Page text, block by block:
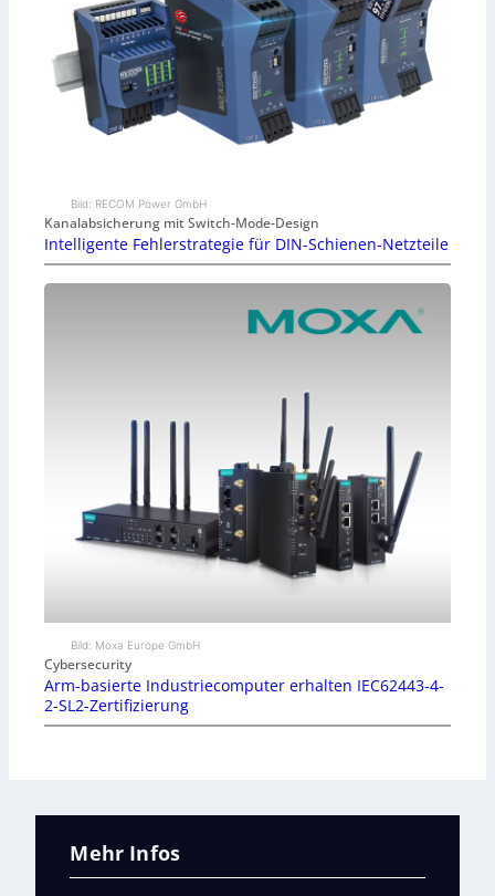
Bild: RECOM Power GmbH
Kanalabsicherung mit Switch-Mode-Design
Intelligente Fehlerstrategie für DIN-Schienen-Netzteile
Bild: Moxa Europe GmbH
Cybersecurity
Arm-basierte Industriecomputer erhalten IEC62443-4-
2-SL2-Zertifizierung
Mehr Infos